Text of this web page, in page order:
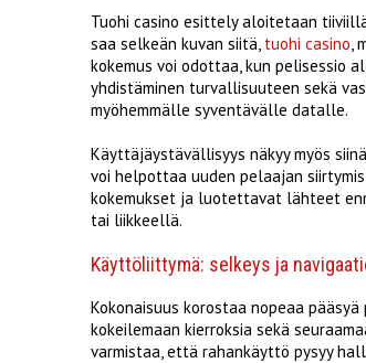
Tuohi casino esittely aloitetaan
saa selkeän kuvan siitä, tuohi casino,
kokemus voi odottaa, kun pelisessio
yhdistäminen turvallisuuteen sekä
myöhemmälle syventävälle datalle.
Käyttäjäystävällisyys näkyy myös
voi helpottaa uuden pelaajan
kokemukset ja luotettavat lähteet
tai liikkeellä.
Käyttöliittymä: selkeys ja
Kokonaisuus korostaa nopeaa
kokeilemaan kierroksia sekä
varmistaa, että rahankäyttö pysyy